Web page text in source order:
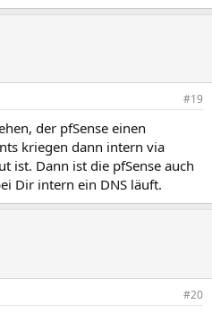
#19
der pfSense einen
kriegen dann intern via
ist. Dann ist die pfSense auch
Dir intern ein DNS läuft.
#20